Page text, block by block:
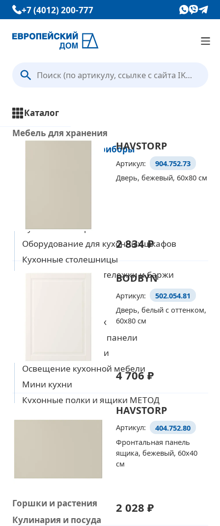
+7 (4012) 200-777
Каталог
Вопрос — Ответ
Отзывы
Уже выбрали товары
на европейском сайте IKEA?
Тогда просто добавляйте
их в корзину по артикулу
Перейти в корзину
Каталог
Мебель для хранения
Кухни и кухонные приборы
Кухонные шкафы
Оборудование для кухонных шкафов
Кухонные столешницы
Кухонные острова, тележки и баржи
Полки для кладовых
Кухонные стеновые панели
Кухонные смесители
Освещение кухонной мебели
Мини кухни
Кухонные полки и ящики МЕТОД
Столы и стулья
Горшки и растения
Кулинария и посуда
HAVSTORP
Артикул:
904.752.73
Дверь, бежевый, 60x80 см
2 834 ₽
BODBYN
Артикул:
502.054.81
Дверь, белый с оттенком,
60x80 см
4 706 ₽
HAVSTORP
Артикул:
404.752.80
Фронтальная панель
ящика, бежевый, 60x40
см
2 028 ₽